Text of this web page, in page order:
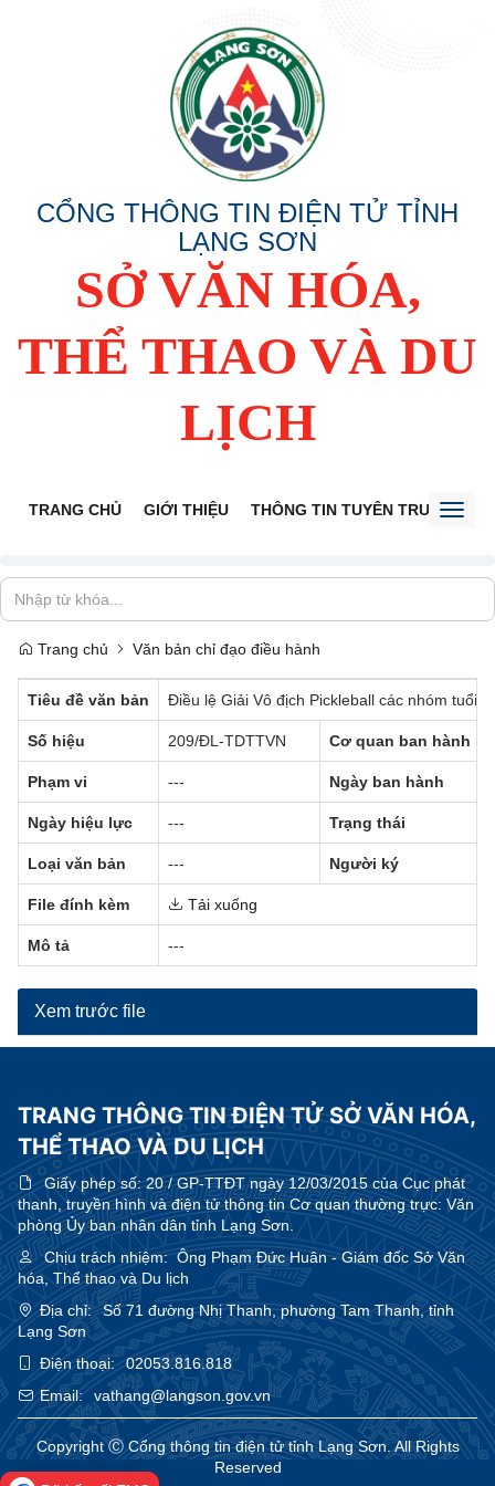
CỔNG THÔNG TIN ĐIỆN TỬ TỈNH
LẠNG SƠN
SỞ VĂN HÓA,
THỂ THAO VÀ DU
LỊCH
TRANG CHỦ GIỚI THIỆU THÔNG TIN TUYÊN TRUYỀN
Trang chủ Văn bản chỉ đạo điều hành
Tiêu đề văn bản Điều lệ Giải Vô địch Pickleball các nhóm tuổi
Số hiệu 209/ĐL-TDTTVN Cơ quan ban hành
Phạm vi --- Ngày ban hành
Ngày hiệu lực --- Trạng thái
Loại văn bản --- Người ký
File đính kèm Tải xuống
Mô tả ---
Xem trước file
TRANG THÔNG TIN ĐIỆN TỬ SỞ VĂN HÓA,
THỂ THAO VÀ DU LỊCH
Giấy phép số:20 / GP-TTĐT ngày 12/03/2015 của Cục phát
thanh, truyền hình và điện tử thông tin Cơ quan thường trực: Văn
phòng Ủy ban nhân dân tỉnh Lạng Sơn.
Chịu trách nhiệm:Ông Phạm Đức Huân - Giám đốc Sở Văn
hóa, Thể thao và Du lịch
Địa chỉ:
Số 71 đường Nhị Thanh, phường Tam Thanh, tỉnh
Lạng Sơn
Điện thoại:
02053.816.818
Email:
vathang@langson.gov.vn
Copyright Ⓒ Cổng thông tin điện tử tỉnh Lạng Sơn. All Rights
Reserved